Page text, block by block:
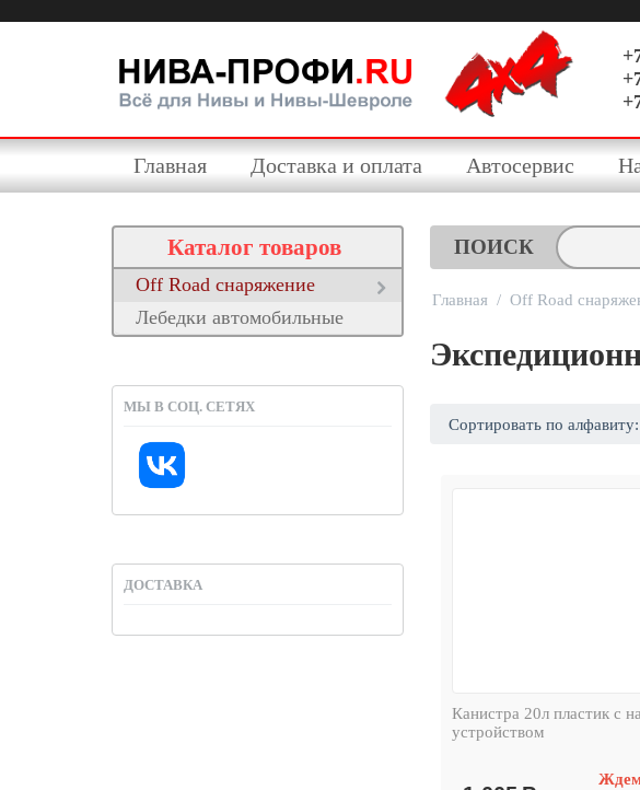
Главная Доставка и оплата Автосервис
Каталог товаров
Off Road снаряжение
Лебедки автомобильные
МЫ В СОЦ. СЕТЯХ
ДОСТАВКА
ПОИСК
Главная / Off Road
Сортировать по
Канистра 20л пластик с
устройством
Ждем